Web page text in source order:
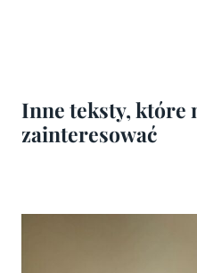
Inne teksty, które
zainteresować